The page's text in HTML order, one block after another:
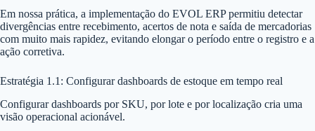
Em nossa prática, a implementação do EVOL ERP permitiu detectar
divergências entre recebimento, acertos de nota e saída de mercadorias
com muito mais rapidez, evitando elongar o período entre o registro e a
ação corretiva.
Estratégia 1.1: Configurar dashboards de estoque em tempo real
Configurar dashboards por SKU, por lote e por localização cria uma
visão operacional acionável.